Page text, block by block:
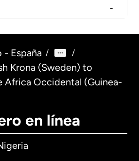
-
- España / /
Krona (Sweden) to
Africa Occidental (Guinea-
en línea